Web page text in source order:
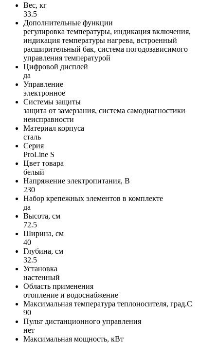
Вес, кг
33.5
Дополнительные функции
регулировка температуры, индикация включения,
индикация температуры нагрева, встроенный
расширительный бак, система погодозависимого
управления температурой
Цифровой дисплей
да
Управление
электронное
Системы защиты
защита от замерзания, система самодиагностики
неисправности
Материал корпуса
сталь
Серия
ProLine S
Цвет товара
белый
Напряжение электропитания, В
230
Набор крепежных элементов в комплекте
да
Высота, см
72.5
Ширина, см
40
Глубина, см
32.5
Установка
настенный
Область применения
отопление и водоснабжение
Максимальная температура теплоносителя, град.С
90
Пульт дистанционного управления
нет
Максимальная мощность, кВт